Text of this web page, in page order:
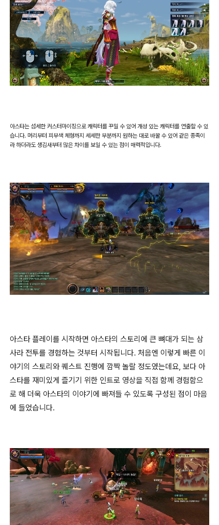
아스타는 섬세한 커스터마이징으로 캐릭터를 꾸밀 수 있어 개성 있는 캐릭터를 연출할 수 있
습니다. 머리부터 피부색 체형까지 세세한 부분까지 원하는 대로 바꿀 수 있어 같은 종족이
라 하더라도 생김새부터 많은 차이를 보일 수 있는 점이 매력적입니다.
아스타 플레이를 시작하면 아스타의 스토리에 큰 뼈대가 되는 삼
사라 전투를 경험하는 것부터 시작됩니다. 처음엔 이렇게 빠른 이
야기의 스토리와 퀘스트 진행에 깜짝 놀랄 정도였는데요, 보다 아
스타를 재미있게 즐기기 위한 인트로 영상을 직접 함께 경험함으
로 해 더욱 아스타의 이야기에 빠져들 수 있도록 구성된 점이 마음
에 들었습니다.